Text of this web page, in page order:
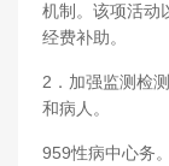
机制。该项活动
经费补助。
2．加强监测检
和病人。
959性病中心务